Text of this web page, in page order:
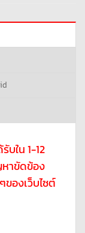
บใน 1-12
าขัดข้อง
องเว็บไซต์